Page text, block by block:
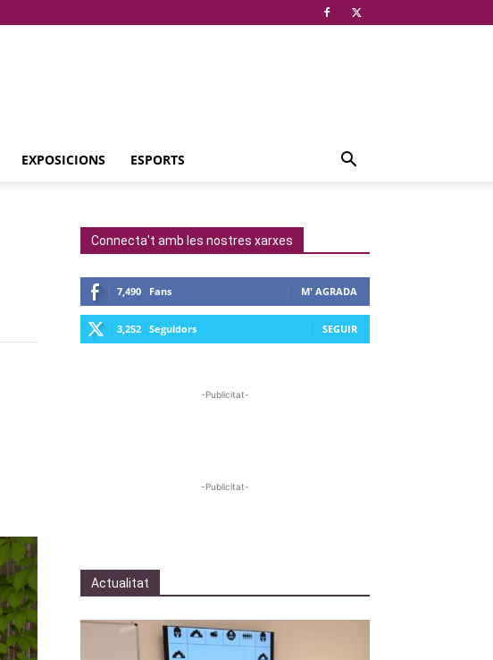
EXPOSICIONS ESPORTS
Connecta't amb les nostres xarxes
7,490 Fans M' AGRADA
3,252 Seguidors SEGUIR
-Publicitat-
-Publicitat-
Actualitat